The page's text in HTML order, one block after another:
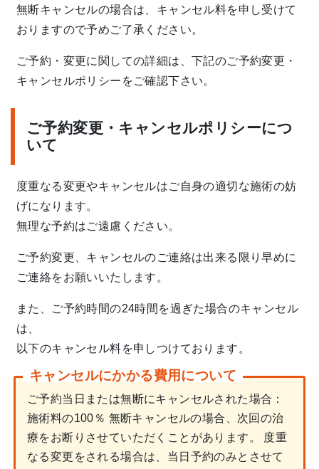
無断キャンセルの場合は、キャンセル料を申し受けて
おりますので予めご了承ください。
ご予約・変更に関しての詳細は、下記のご予約変更・
キャンセルポリシーをご確認下さい。
ご予約変更・キャンセルポリシーにつ
いて
度重なる変更やキャンセルはご自身の適切な施術の妨
げになります。
無理な予約はご遠慮ください。
ご予約変更、キャンセルのご連絡は出来る限り早めに
ご連絡をお願いいたします。
また、ご予約時間の24時間を過ぎた場合のキャンセル
は、
以下のキャンセル料を申しつけております。
キャンセルにかかる費用について
ご予約当日または無断にキャンセルされた場合：
施術料の100％ 無断キャンセルの場合、次回の治
療をお断りさせていただくことがあります。 度重
なる変更をされる場合は、当日予約のみとさせて